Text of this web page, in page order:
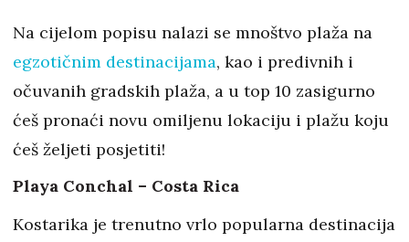
Na cijelom popisu nalazi se mnoštvo plaža na
egzotičnim destinacijama, kao i predivnih i
očuvanih gradskih plaža, a u top 10 zasigurno
ćeš pronaći novu omiljenu lokaciju i plažu koju
ćeš željeti posjetiti!
Playa Conchal – Costa Rica
Kostarika je trenutno vrlo popularna destinacija